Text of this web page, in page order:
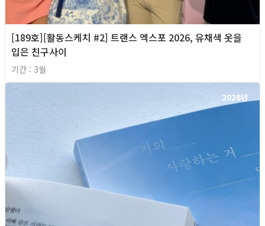
[189호][활동스케치 #2] 트랜스 엑스포 2026, 유채색 옷을
입은 친구사이
기간 : 3월
2026년